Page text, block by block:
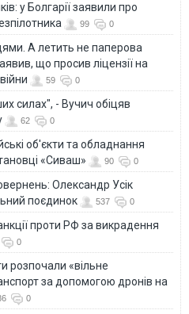
у Болгарії заявили про
99 0
А летить не паперова
що просив ліцензії на
59 0
силах", - Вучич обіцяв
62 0
об'єкти та обладнання
«Сиваш»
90 0
Олександр Усік
поєдинок
537 0
проти РФ за викрадення
0
розпочали «вільне
за допомогою дронів на
0